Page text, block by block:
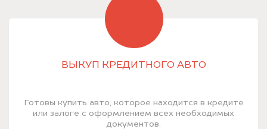
ВЫКУП КРЕДИТНОГО АВТО
Готовы купить авто, которое находится в кредите
или залоге с оформлением всех необходимых
документов.